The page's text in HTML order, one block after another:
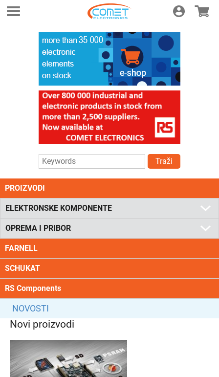
Login E-shop
Traži
PROIZVODI
ELEKTRONSKE KOMPONENTE
OPREMA I PRIBOR
FARNELL
SCHUKAT
RS Components
NOVOSTI
Novi proizvodi